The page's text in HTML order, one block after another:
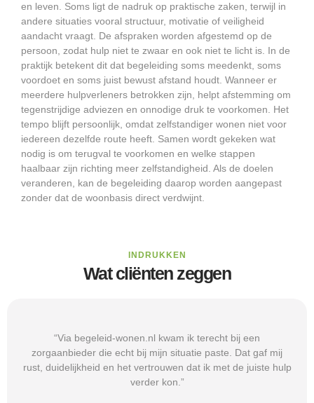
en leven. Soms ligt de nadruk op praktische zaken, terwijl in
andere situaties vooral structuur, motivatie of veiligheid
aandacht vraagt. De afspraken worden afgestemd op de
persoon, zodat hulp niet te zwaar en ook niet te licht is. In de
praktijk betekent dit dat begeleiding soms meedenkt, soms
voordoet en soms juist bewust afstand houdt. Wanneer er
meerdere hulpverleners betrokken zijn, helpt afstemming om
tegenstrijdige adviezen en onnodige druk te voorkomen. Het
tempo blijft persoonlijk, omdat zelfstandiger wonen niet voor
iedereen dezelfde route heeft. Samen wordt gekeken wat
nodig is om terugval te voorkomen en welke stappen
haalbaar zijn richting meer zelfstandigheid. Als de doelen
veranderen, kan de begeleiding daarop worden aangepast
zonder dat de woonbasis direct verdwijnt.
INDRUKKEN
Wat cliënten zeggen
“Via begeleid-wonen.nl kwam ik terecht bij een
zorgaanbieder die echt bij mijn situatie paste. Dat gaf mij
rust, duidelijkheid en het vertrouwen dat ik met de juiste hulp
verder kon.”